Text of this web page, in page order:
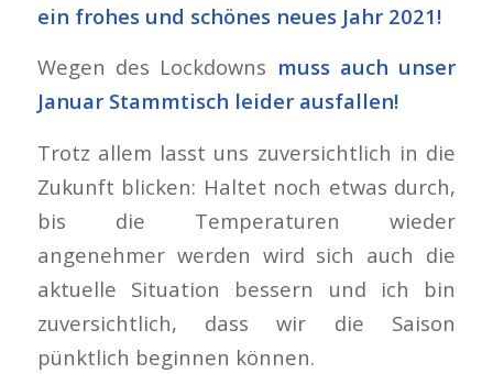
ein frohes und schönes neues Jahr 2021!
Wegen des Lockdowns muss auch unser
Januar Stammtisch leider ausfallen!
Trotz allem lasst uns zuversichtlich in die
Zukunft blicken: Haltet noch etwas durch,
bis die Temperaturen wieder
angenehmer werden wird sich auch die
aktuelle Situation bessern und ich bin
zuversichtlich, dass wir die Saison
pünktlich beginnen können.